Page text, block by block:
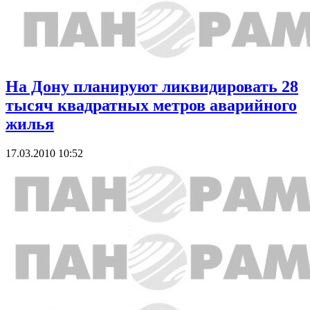
На Дону планируют ликвидировать 28
тысяч квадратных метров аварийного
жилья
17.03.2010 10:52